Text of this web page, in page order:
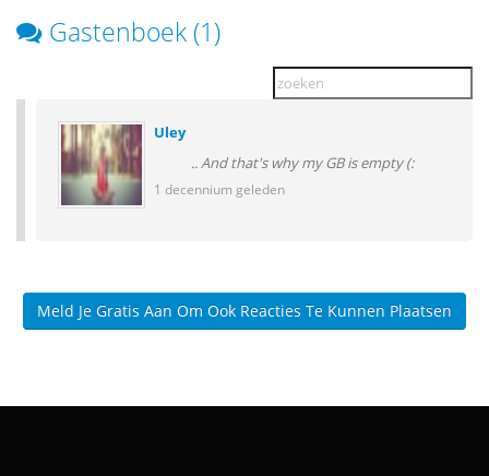
Gastenboek (1)
Uley
.. And that's why my GB is empty (:
1 decennium geleden
Meld Je Gratis Aan Om Ook Reacties Te Kunnen Plaatsen